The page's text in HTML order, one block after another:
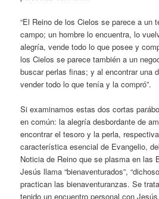
“El Reino de los Cielos se parece a un
campo; un hombre lo encuentra, lo
alegría, vende todo lo que posee y
los Cielos se parece también a un
buscar perlas finas; y al encontrar una
vender todo lo que tenía y la compró”.
Si examinamos estas dos cortas
en común: la alegría desbordante de
encontrar el tesoro y la perla,
característica esencial de Evangelio,
Noticia de Reino que se plasma en las
Jesús llama “bienaventurados”,
practican las bienaventuranzas. Se
tenido un encuentro personal con